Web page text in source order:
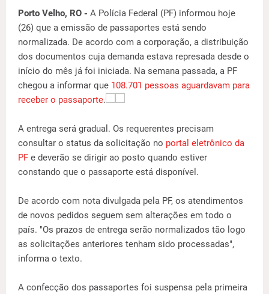
Porto Velho, RO - A Polícia Federal (PF) informou hoje
(26) que a emissão de passaportes está sendo
normalizada. De acordo com a corporação, a distribuição
dos documentos cuja demanda estava represada desde o
início do mês já foi iniciada. Na semana passada, a PF
chegou a informar que 108.701 pessoas aguardavam para
receber o passaporte.
A entrega será gradual. Os requerentes precisam
consultar o status da solicitação no portal eletrônico da
PF e deverão se dirigir ao posto quando estiver
constando que o passaporte está disponível.
De acordo com nota divulgada pela PF, os atendimentos
de novos pedidos seguem sem alterações em todo o
país. "Os prazos de entrega serão normalizados tão logo
as solicitações anteriores tenham sido processadas",
informa o texto.
A confecção dos passaportes foi suspensa pela primeira